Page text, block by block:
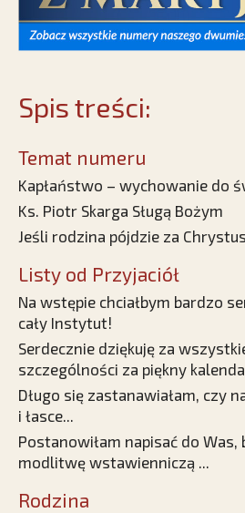
Spis treści:
Temat numeru
Kapłaństwo – wychowanie do
Ks. Piotr Skarga Sługą Bożym
Jeśli rodzina pójdzie za
Listy od Przyjaciół
Na wstępie chciałbym bardzo
cały Instytut!
Serdecznie dziękuję za
szczególności za piękny
Długo się zastanawiałam, czy
i łasce...
Postanowiłam napisać do
modlitwę wstawienniczą ...
Rodzina